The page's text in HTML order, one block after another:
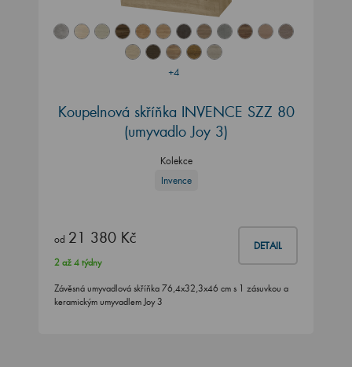
+4
Koupelnová skříňka INVENCE SZZ 80
(umyvadlo Joy 3)
Kolekce
Invence
od 21 380 Kč DETAIL
2 až 4 týdny
Závěsná umyvadlová skříňka 76,4x32,3x46 cm s 1 zásuvkou a
keramickým umyvadlem Joy 3